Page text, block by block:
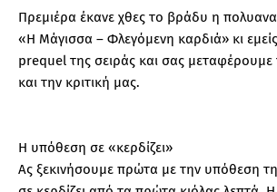
Πρεμιέρα έκανε χθες το βράδυ η
«Η Μάγισσα – Φλεγόμενη καρδιά» κι
prequel της σειράς και σας μεταφέρουμε
και την κριτική μας.
Η υπόθεση σε «κερδίζει»
Ας ξεκινήσουμε πρώτα με την υπόθεση